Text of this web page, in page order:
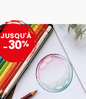
JUSQU'À
-30%